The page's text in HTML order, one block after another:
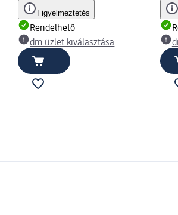
Figyelmeztetés
Rendelhető
dm üzlet kiválasztása